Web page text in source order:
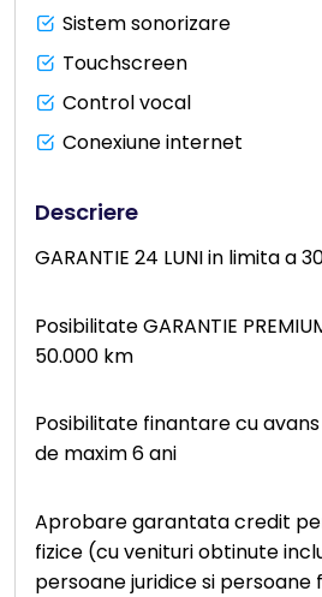
Sistem sonorizare
Touchscreen
Control vocal
Conexiune internet
Descriere
GARANTIE 24 LUNI in limita a
Posibilitate GARANTIE
50.000 km
Posibilitate finantare cu
de maxim 6 ani
Aprobare garantata credit
fizice (cu venituri obtinute
persoane juridice si persoane